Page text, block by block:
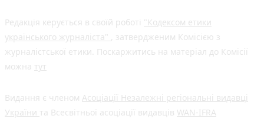
Редакція керується в своїй роботі "Кодексом етики
українського журналіста" , затвердженим Комісією з
журналістської етики. Поскаржитись на матеріал до Комісії
можна тут
Видання є членом Асоціації Незалежні регіональні видавці
України та Всесвітньої асоціації видавців WAN-IFRA